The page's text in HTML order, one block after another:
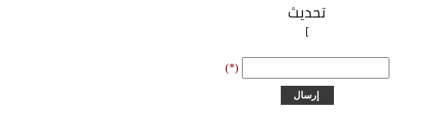
تحديث
]
(*)